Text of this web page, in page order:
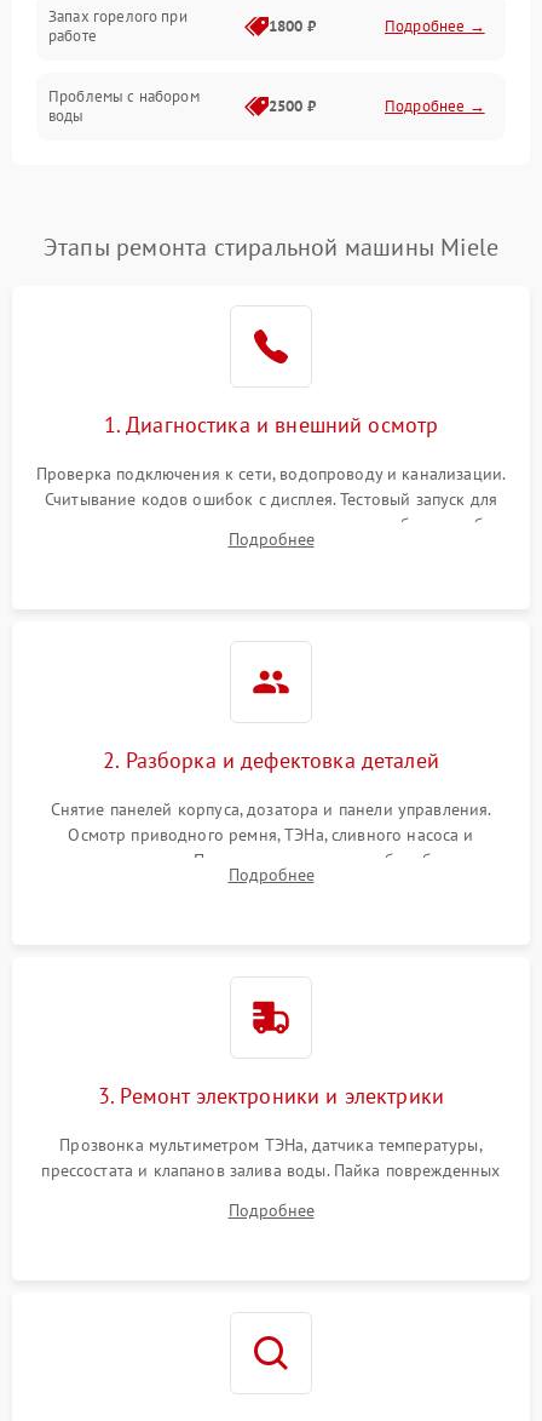
Запах горелого при
работе
1800 ₽ Подробнее →
Проблемы с набором
воды
2500 ₽ Подробнее →
Замена платы управления Подробнее →
Этапы ремонта стиральной машины Miele
1. Диагностика и внешний осмотр
Проверка подключения к сети, водопроводу и канализации.
Считывание кодов ошибок с дисплея. Тестовый запуск для
выявления посторонних шумов, протечек или сбоев в работе
электронного модуля управления.
Подробнее
2. Разборка и дефектовка деталей
Снятие панелей корпуса, дозатора и панели управления.
Осмотр приводного ремня, ТЭНа, сливного насоса и
амортизаторов. Проверка подшипников барабана и
крестовины на износ, а манжеты люка на разрывы.
Подробнее
3. Ремонт электроники и электрики
Прозвонка мультиметром ТЭНа, датчика температуры,
прессостата и клапанов залива воды. Пайка поврежденных
Восстановление целостности проводки и контактов.
Подробнее